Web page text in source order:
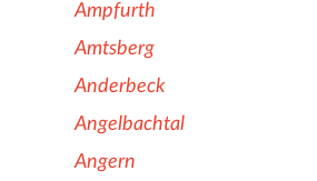
Ampfurth
Amtsberg
Anderbeck
Angelbachtal
Angern